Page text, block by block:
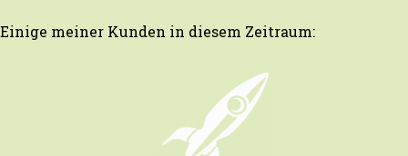
Einige meiner Kunden in diesem Zeitraum: